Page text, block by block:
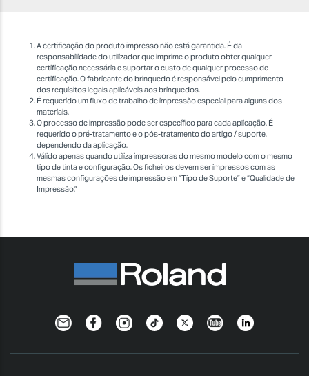
A certificação do produto impresso não está garantida. É da
responsabilidade do utilizador que imprime o produto obter qualquer
certificação necessária e suportar o custo de qualquer processo de
certificação. O fabricante do brinquedo é responsável pelo cumprimento
dos requisitos legais aplicáveis aos brinquedos.
É requerido um fluxo de trabalho de impressão especial para alguns dos
materiais.
O processo de impressão pode ser específico para cada aplicação. É
requerido o pré-tratamento e o pós-tratamento do artigo / suporte,
dependendo da aplicação.
Válido apenas quando utiliza impressoras do mesmo modelo com o mesmo
tipo de tinta e configuração. Os ficheiros devem ser impressos com as
mesmas configurações de impressão em “Tipo de Suporte” e “Qualidade de
Impressão.”
NewsletterFacebookInstagramTikTokTwitterYouTubeLinkedin